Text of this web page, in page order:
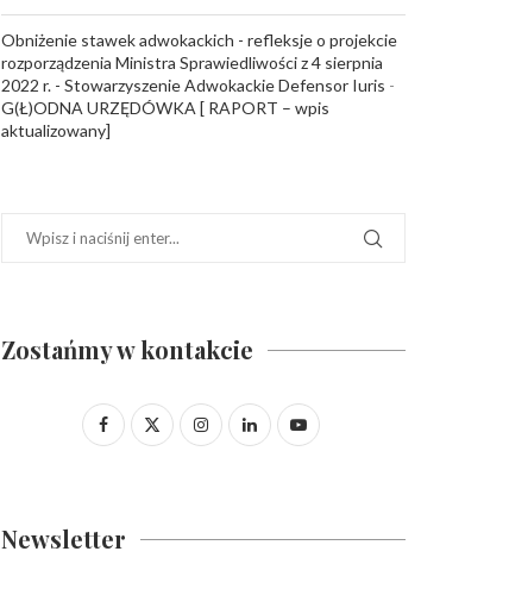
Obniżenie stawek adwokackich - refleksje o projekcie
rozporządzenia Ministra Sprawiedliwości z 4 sierpnia
2022 r. - Stowarzyszenie Adwokackie Defensor Iuris -
G(Ł)ODNA URZĘDÓWKA [ RAPORT – wpis
aktualizowany]
Zostańmy w kontakcie
Newsletter